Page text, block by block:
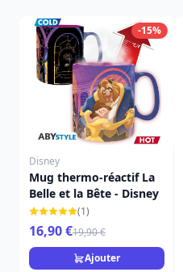
-15%
Disney
Mug thermo-réactif La
Belle et la Bête - Disney
(1)
16,90 €19,90 €
Ajouter